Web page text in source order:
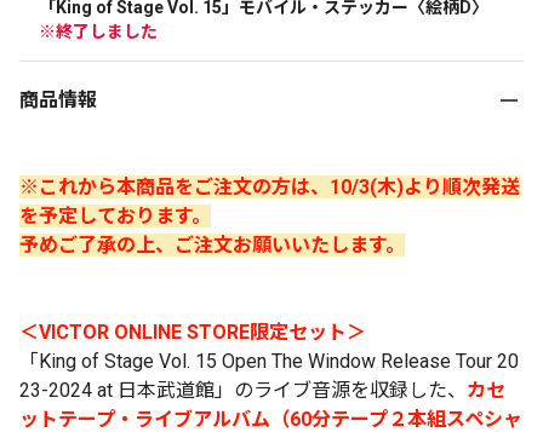
※終了しました
商品情報
※これから本商品をご注文の方は、10/3(木)より順次発送
を予定しております。
予めご了承の上、ご注文お願いいたします。
＜VICTOR ONLINE STORE限定セット＞
「King of Stage Vol. 15 Open The Window Release Tour 20
23-2024 at 日本武道館」のライブ音源を収録した、 カセ
ットテープ・ライブアルバム（60分テープ２本組スペシャ